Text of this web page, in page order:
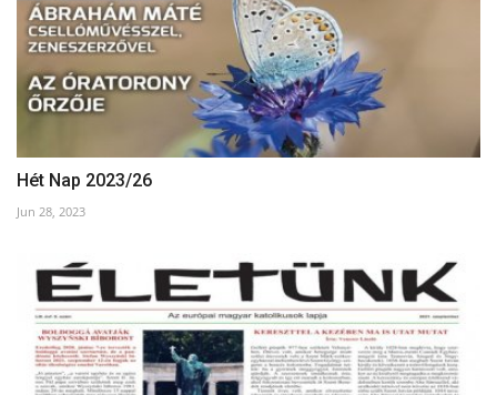
Hét Nap 2023/26
Jun 28, 2023